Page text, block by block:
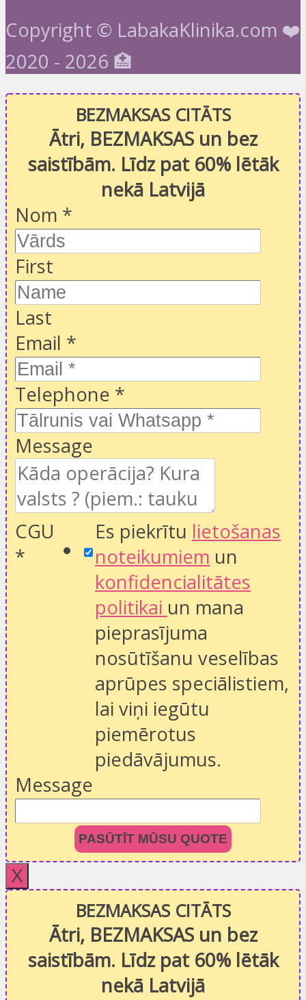
Copyright © LabakaKlinika.com ❤️
2020 - 2026 🏥
BEZMAKSAS CITĀTS
Ātri, BEZMAKSAS un bez
saistībām. Līdz pat 60% lētāk
nekā Latvijā
Nom *
First
Last
Email *
Telephone *
Message
CGU
*
Es piekrītu lietošanas
noteikumiem un
konfidencialitātes
politikai un mana
pieprasījuma
nosūtīšanu veselības
aprūpes speciālistiem,
lai viņi iegūtu
piemērotus
piedāvājumus.
Message
PASŪTĪT MŪSU QUOTE
X
BEZMAKSAS CITĀTS
Ātri, BEZMAKSAS un bez
saistībām. Līdz pat 60% lētāk
nekā Latvijā